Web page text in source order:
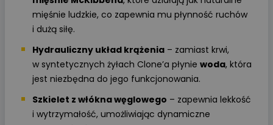
mięśnie ludzkie, co zapewnia mu płynność ruchów
i dużą siłę.
Hydrauliczny układ krążenia – zamiast krwi,
w syntetycznych żyłach Clone’a płynie woda, która
jest niezbędna do jego funkcjonowania.
Szkielet z włókna węglowego – zapewnia lekkość
i wytrzymałość, umożliwiając dynamiczne